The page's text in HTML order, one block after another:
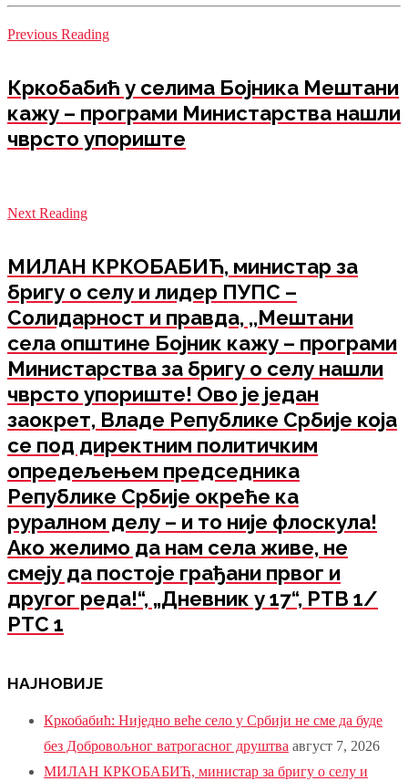
Previous Reading
Кркобабић у селима Бојника Мештани
кажу – програми Министарства нашли
чврсто упориште
Next Reading
МИЛАН КРКОБАБИЋ, министар за
бригу о селу и лидер ПУПС –
Солидарност и правда, ,,Мештани
села општине Бојник кажу – програми
Министарства за бригу о селу нашли
чврсто упориште! Ово је један
заокрет, Владе Републике Србије која
се под директним политичким
опредељењем председника
Републике Србије окреће ка
руралном делу – и то није флоскула!
Ако желимо да нам села живе, не
смеју да постоје грађани првог и
другог реда!“, „Дневник у 17“, РТВ 1/
РТС 1
НАЈНОВИЈЕ
Кркобабић: Ниједно веће село у Србији не сме да буде
без Добровољног ватрогасног друштва август 7, 2026
МИЛАН КРКОБАБИЋ, министар за бригу о селу и